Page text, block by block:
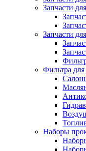
Запчасти
Запчасти
Фильтра для
Наборы